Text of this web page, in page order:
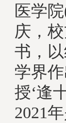
医学
庆，
书，
学界
授‘逢
2021